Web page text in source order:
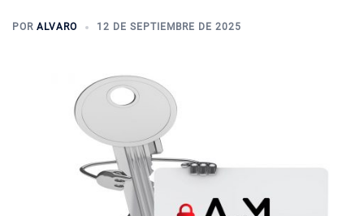
POR ALVARO 12 DE SEPTIEMBRE DE 2025